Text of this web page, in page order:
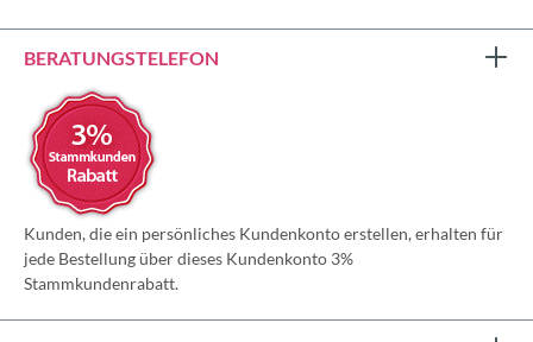
BERATUNGSTELEFON
Kunden, die ein persönliches Kundenkonto erstellen, erhalten für
jede Bestellung über dieses Kundenkonto 3%
Stammkundenrabatt.